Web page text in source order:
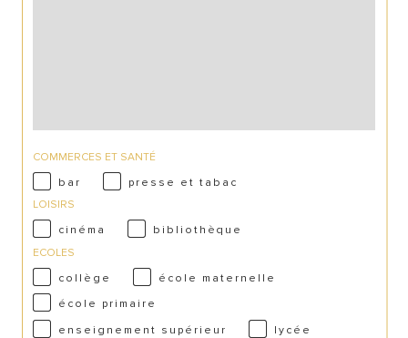
COMMERCES ET SANTÉ
bar
presse et tabac
LOISIRS
cinéma
bibliothèque
ECOLES
collège
école maternelle
école primaire
enseignement supérieur
lycée